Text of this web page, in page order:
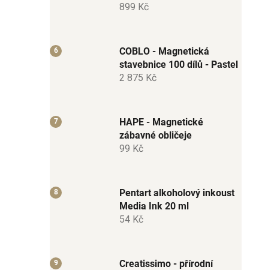
899 Kč
COBLO - Magnetická
stavebnice 100 dílů - Pastel
2 875 Kč
HAPE - Magnetické
zábavné obličeje
99 Kč
Pentart alkoholový inkoust
Media Ink 20 ml
54 Kč
Creatissimo - přírodní